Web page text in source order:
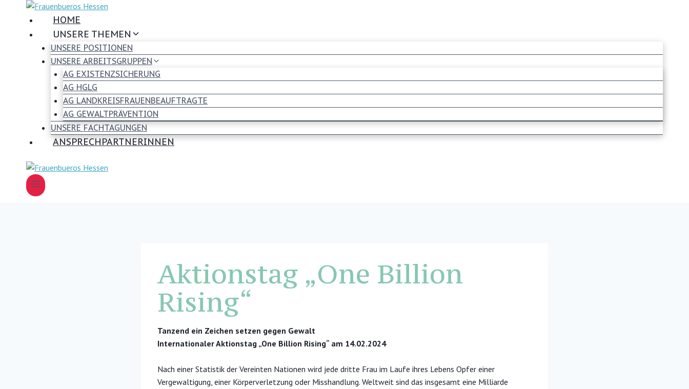
HOME
UNSERE THEMEN
UNSERE POSITIONEN
UNSERE ARBEITSGRUPPEN
AG EXISTENZSICHERUNG
AG HGLG
AG LANDKREISFRAUENBEAUFTRAGTE
AG GEWALTPRÄVENTION
UNSERE FACHTAGUNGEN
ANSPRECHPARTNERINNEN
Aktionstag „One Billion
Rising“
Tanzend ein Zeichen setzen gegen Gewalt
Internationaler Aktionstag „One Billion Rising“ am 14.02.2024
Nach einer Statistik der Vereinten Nationen wird jede dritte Frau im Laufe ihres Lebens Opfer einer
Vergewaltigung, einer Körperverletzung oder Misshandlung. Weltweit sind das insgesamt eine Milliarde